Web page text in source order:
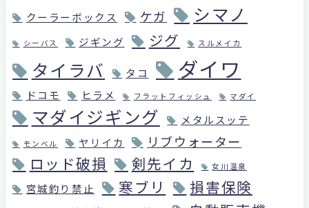
クーラーボックス ケガ シマノ
シーバス ジギング ジグ スルメイカ
タイラバ タコ ダイワ
ドコモ ヒラメ フラットフィッシュ マダイ
マダイジギング メタルスッテ
モンベル ヤリイカ リブウォーター
ロッド破損 剣先イカ 女川温泉
宮城釣り禁止 寒ブリ 損害保険